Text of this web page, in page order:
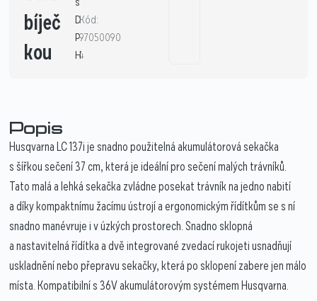
bíječ
kou
D
P
H
Kód:
97050090
4
Popis
Husqvarna LC 137i je snadno použitelná akumulátorová sekačka
s šířkou sečení 37 cm, která je ideální pro sečení malých trávníků.
Tato malá a lehká sekačka zvládne posekat trávník na jedno nabití
a díky kompaktnímu žacímu ústrojí a ergonomickým řídítkům se s ní
snadno manévruje i v úzkých prostorech. Snadno sklopná
a nastavitelná řídítka a dvě integrované zvedací rukojeti usnadňují
uskladnění nebo přepravu sekačky, která po sklopení zabere jen málo
místa. Kompatibilní s 36V akumulátorovým systémem Husqvarna.